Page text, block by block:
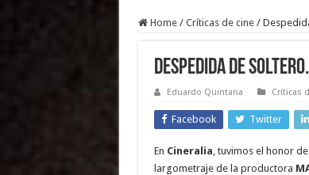
Home / Críticas de cine /
Despedida de
Eduardo Quintana Críticas
Facebook Twitter
En Cineralia, tuvimos el honor
largometraje de la productora